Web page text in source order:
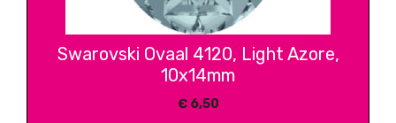
Swarovski Ovaal 4120, Light Azore,
10x14mm
€6,50